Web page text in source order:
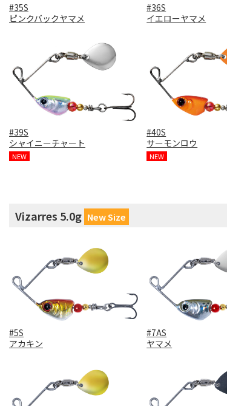
#35S
ピンクバックヤマメ
#36S
イエローヤマメ
#39S
シャイニーチャート
NEW
#40S
サーモンロウ
NEW
Vizarres 5.0g New Size
#5S
アカキン
#7AS
ヤマメ